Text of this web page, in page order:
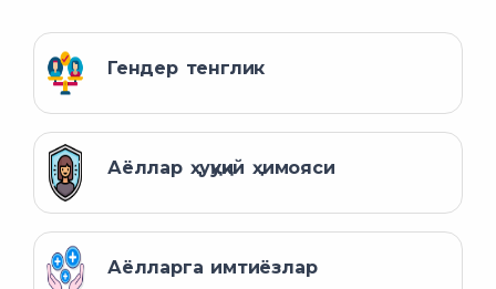
Гендер тенглик
Аёллар ҳуқуқий ҳимояси
Аёлларга имтиёзлар